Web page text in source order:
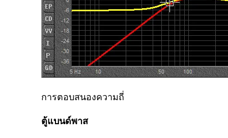
การตอบสนองความถี่
ตู้แบนด์พาส